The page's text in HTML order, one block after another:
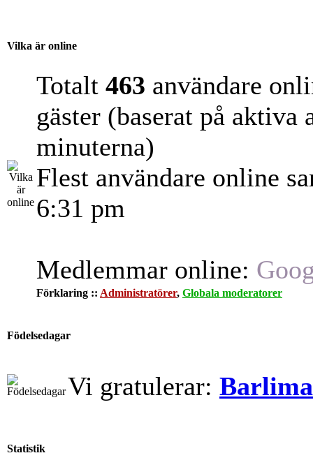
Vilka är online
Totalt 463 användare
gäster (baserat på aktiva
minuterna)
Flest användare online
6:31 pm
Medlemmar online:
Förklaring :: Administratörer, Globala moderatorer
Födelsedagar
Vi gratulerar:
Statistik